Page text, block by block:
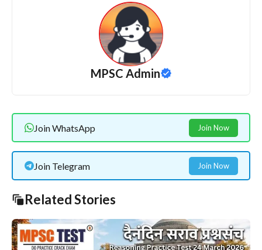
MPSC Admin
Join WhatsApp Join Now
Join Telegram Join Now
Related Stories